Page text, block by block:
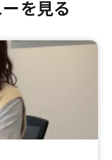
を見る